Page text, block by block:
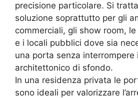
precisione particolare. Si
soluzione soprattutto per gli
commerciali, gli show room,
e i locali pubblici dove sia
una porta senza interrompere
architettonico di sfondo.
In una residenza privata le
sono ideali per valorizzare